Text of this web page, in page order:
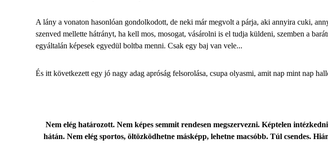
A lány a vonaton hasonlóan gondolkodott, de neki már megvolt a párja, aki annyira cuki,
szenved mellette hátrányt, ha kell mos, mosogat, vásárolni is el tudja küldeni, szemben a
egyáltalán képesek egyedül boltba menni. Csak egy baj van vele...
És itt következett egy jó nagy adag apróság felsorolása, csupa olyasmi, amit nap mint nap
Nem elég határozott. Nem képes semmit rendesen megszervezni. Képtelen
hátán. Nem elég sportos, öltözködhetne másképp, lehetne macsóbb. Túl csendes.